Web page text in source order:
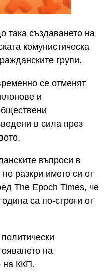
така създаването на
комунистическа
групи.
се отменят
и
в сила през
въпроси в
разкри името си от
The Epoch Times, че
са по-строги от
на
на ККП.